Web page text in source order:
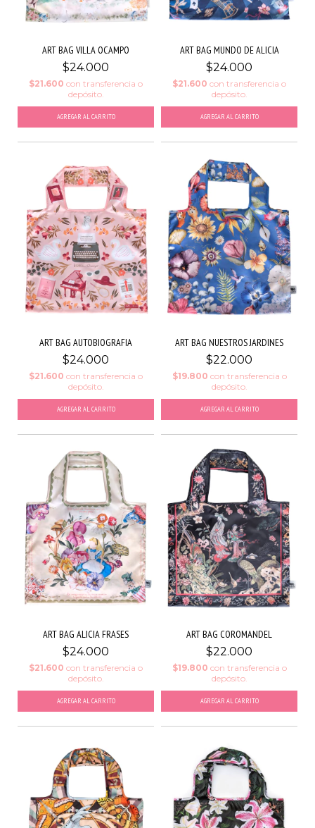
ART BAG VILLA OCAMPO
$24.000
$21.600 con transferencia o
depósito.
ART BAG MUNDO DE ALICIA
$24.000
$21.600 con transferencia o
depósito.
ART BAG AUTOBIOGRAFIA
$24.000
$21.600 con transferencia o
depósito.
ART BAG NUESTROS JARDINES
$22.000
$19.800 con transferencia o
depósito.
ART BAG ALICIA FRASES
$24.000
$21.600 con transferencia o
depósito.
ART BAG COROMANDEL
$22.000
$19.800 con transferencia o
depósito.